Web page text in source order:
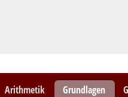
Arithmetik Grundlagen